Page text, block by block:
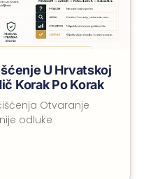
U Hrvatskoj
Korak Po Korak
Otvaranje
odluke